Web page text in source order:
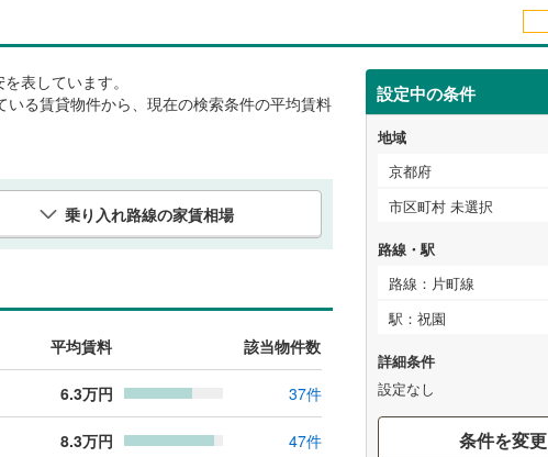
表しています。
いる賃貸物件から、現在の検索条件の平均賃料
乗り入れ路線の家賃相場
平均賃料 該当物件数
6.3万円 37件
8.3万円 47件
設定中の条件
地域
京都府
市区町村 未選択
路線・駅
路線：片町線
駅：祝園
詳細条件
設定なし
条件を変更